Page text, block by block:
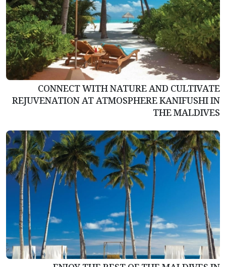
CONNECT WITH NATURE AND CULTIVATE
REJUVENATION AT ATMOSPHERE KANIFUSHI IN
THE MALDIVES